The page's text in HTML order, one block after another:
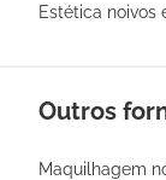
Estética noivos
Outros
Maquilhagem